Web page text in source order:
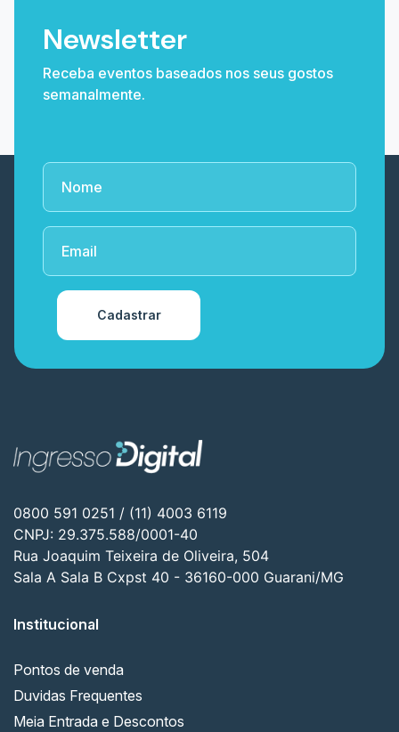
Newsletter
Receba eventos baseados nos seus gostos
semanalmente.
Cadastrar
0800 591 0251 / (11) 4003 6119
CNPJ: 29.375.588/0001-40
Rua Joaquim Teixeira de Oliveira, 504
Sala A Sala B Cxpst 40 - 36160-000 Guarani/MG
Institucional
Pontos de venda
Duvidas Frequentes
Meia Entrada e Descontos